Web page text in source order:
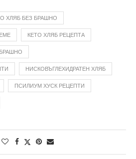
ХЛЯБ БЕЗ БРАШНО
КЕТО ХЛЯБ РЕЦЕПТА
НИСКОВЪГЛЕХИДРАТЕН ХЛЯБ
ПСИЛИУМ ХУСК РЕЦЕПТИ